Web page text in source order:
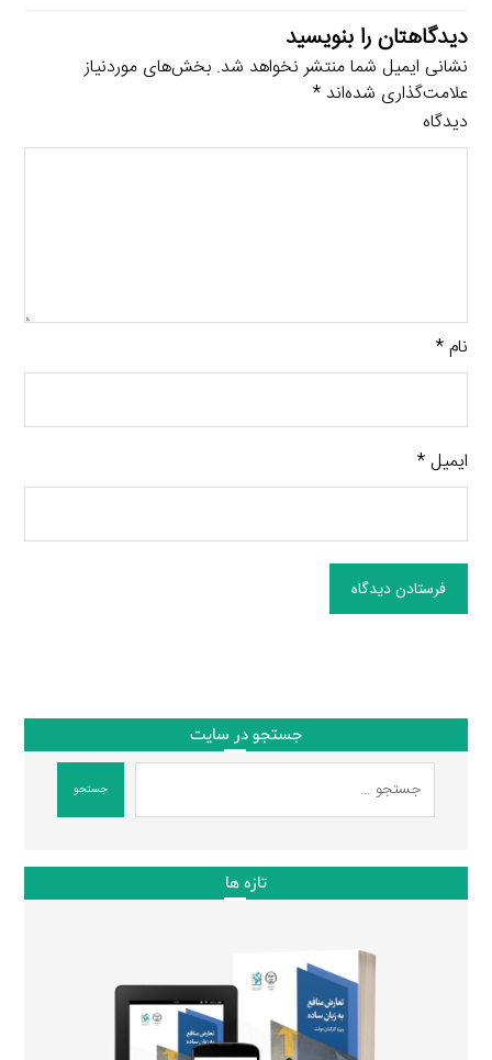
دیدگاهتان را بنویسید
نشانی ایمیل شما منتشر نخواهد شد. بخش‌های موردنیاز
علامت‌گذاری شده‌اند*
دیدگاه
نام*
ایمیل*
فرستادن دیدگاه
جستجو در سایت
جستجو
تازه ها